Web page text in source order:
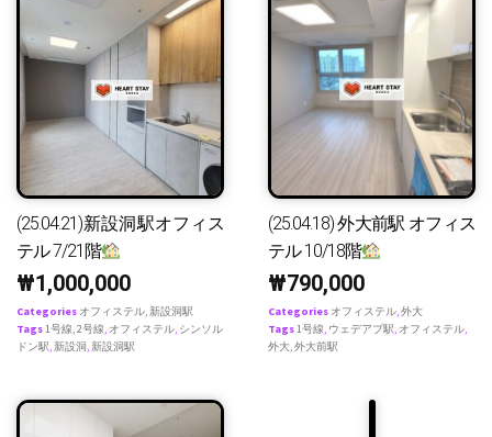
(25.04.21)新設洞駅オフィス
テル 7/21階
₩1,000,000
Categories オフィステル,新設洞駅
Tags1号線,2号線, オフィステル, シンソル
ドン駅,新設洞 ,新設洞駅
(25.04.18) 外大前駅 オフィス
テル 10/18階
₩790,000
Categories オフィステル,外大
Tags1号線, ウェデアプ駅, オフィステル,
外大,外大前駅